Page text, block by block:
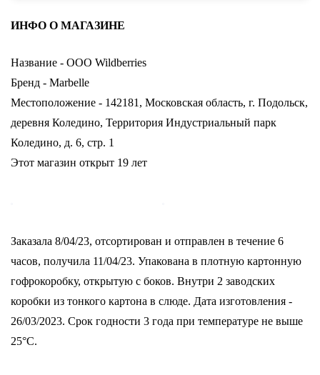
ИНФО О МАГАЗИНЕ
Название - OOO Wildberries
Бренд - Marbelle
Местоположение - 142181, Московская область, г. Подольск,
деревня Коледино, Территория Индустриальный парк
Коледино, д. 6, стр. 1
Этот магазин открыт 19 лет
Заказала 8/04/23, отсортирован и отправлен в течение 6
часов, получила 11/04/23. Упакована в плотную картонную
гофрокоробку, открытую с боков. Внутри 2 заводских
коробки из тонкого картона в слюде. Дата изготовления -
26/03/2023. Срок годности 3 года при температуре не выше
25°С.